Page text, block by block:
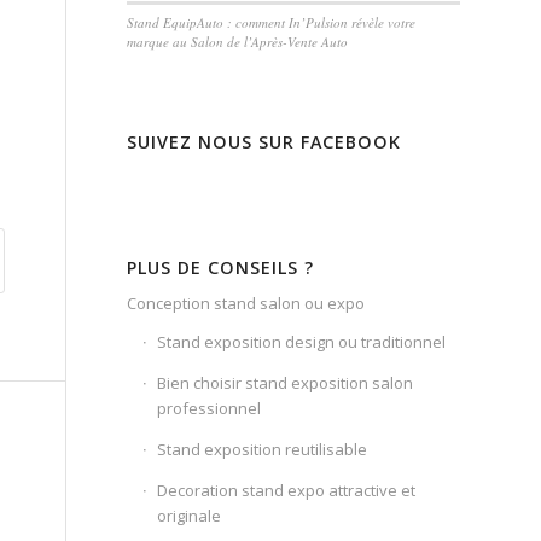
Stand EquipAuto : comment In’Pulsion révèle votre
marque au Salon de l’Après-Vente Auto
SUIVEZ NOUS SUR FACEBOOK
PLUS DE CONSEILS ?
Conception stand salon ou expo
Stand exposition design ou traditionnel
Bien choisir stand exposition salon
professionnel
Stand exposition reutilisable
Decoration stand expo attractive et
originale